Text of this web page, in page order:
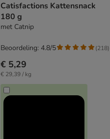
Catisfactions Kattensnack
180 g
met Catnip
€ 5,29
€ 29,39 / kg
Beoordeling: 4.8/5 (218)